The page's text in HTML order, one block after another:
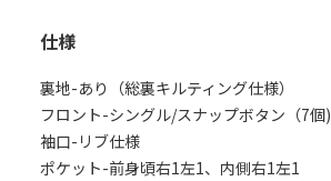
仕様
裏地-あり（総裏キルティング仕様）
フロント-シングル/スナップボタン（7個)
袖口-リブ仕様
ポケット-前身頃右1左1、内側右1左1